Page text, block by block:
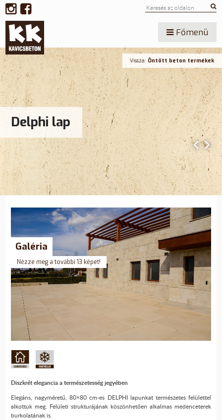
Főmenü
Delphi lap
Vissza: Öntött beton termékek
Galéria
Nézze meg a további 13 képet!
Diszkrét elegancia a természetesség jegyében
Elegáns, nagyméretű, 80×80 cm-es DELPHI lapunkat természetes felülettel
alkottuk meg. Felületi strukturájának köszönhetően alkalmas medenceterek
burkolatának is.